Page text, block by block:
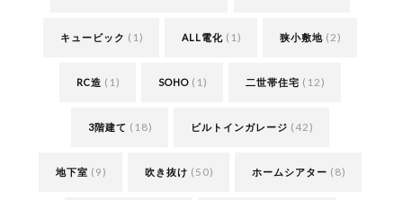
キュービック (1) ALL電化(1) 狭小敷地 (2)
RC造 (1) SOHO(1) 二世帯住宅 (12)
3階建て (18) ビルトインガレージ (42)
地下室 (9) 吹き抜け (50) ホームシアター (8)